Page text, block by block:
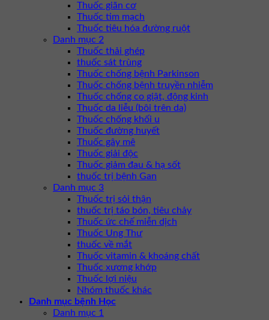
Thuốc giãn cơ
Thuốc tim mạch
Thuốc tiêu hóa đường ruột
Danh mục 2
Thuốc thải ghép
thuốc sát trùng
Thuốc chống bệnh Parkinson
Thuốc chống bệnh truyền nhiễm
Thuốc chống co giật, động kinh
Thuốc da liễu (bôi trên da)
Thuốc chống khối u
Thuốc đường huyết
Thuốc gây mê
Thuốc giải độc
Thuốc giảm đau & hạ sốt
thuốc trị bệnh Gan
Danh mục 3
Thuốc trị sỏi thận
thuốc trị táo bón, tiêu chảy
Thuốc ức chế miễn dịch
Thuốc Ung Thư
thuốc về mắt
Thuốc vitamin & khoáng chất
Thuốc xương khớp
Thuốc lợi niệu
Nhóm thuốc khác
Danh mục bệnh Học
Danh mục 1